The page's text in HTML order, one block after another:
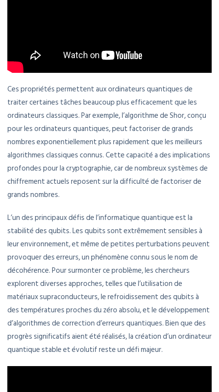
Ces propriétés permettent aux ordinateurs quantiques de
traiter certaines tâches beaucoup plus efficacement que les
ordinateurs classiques. Par exemple, l’algorithme de Shor, conçu
pour les ordinateurs quantiques, peut factoriser de grands
nombres exponentiellement plus rapidement que les meilleurs
algorithmes classiques connus. Cette capacité a des implications
profondes pour la cryptographie, car de nombreux systèmes de
chiffrement actuels reposent sur la difficulté de factoriser de
grands nombres.
L’un des principaux défis de l’informatique quantique est la
stabilité des qubits. Les qubits sont extrêmement sensibles à
leur environnement, et même de petites perturbations peuvent
provoquer des erreurs, un phénomène connu sous le nom de
décohérence. Pour surmonter ce problème, les chercheurs
explorent diverses approches, telles que l’utilisation de
matériaux supraconducteurs, le refroidissement des qubits à
des températures proches du zéro absolu, et le développement
d’algorithmes de correction d’erreurs quantiques. Bien que des
progrès significatifs aient été réalisés, la création d’un ordinateur
quantique stable et évolutif reste un défi majeur.